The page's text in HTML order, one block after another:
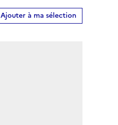
Ajouter à ma sélection